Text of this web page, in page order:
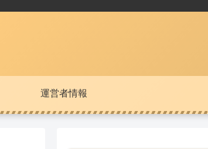
運営者情報